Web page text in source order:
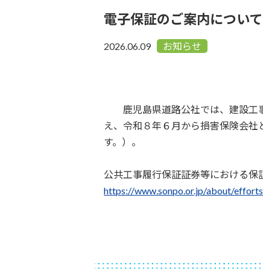
電子保証のご案内について
2026.06.09 お知らせ
鹿児島県道路公社では、建設工事
え、令和８年６月から損害保険会
す。）。
公共工事履行保証証券等における保
https://www.sonpo.or.jp/about/